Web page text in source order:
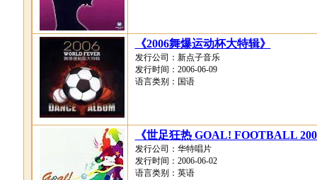
《2006舞爆运动杯大特辑》
发行公司：新点子音乐
发行时间：2006-06-09
语言类别：国语
《世足狂热 GOAL! FOOTBALL
发行公司：华特唱片
发行时间：2006-06-02
语言类别：英语